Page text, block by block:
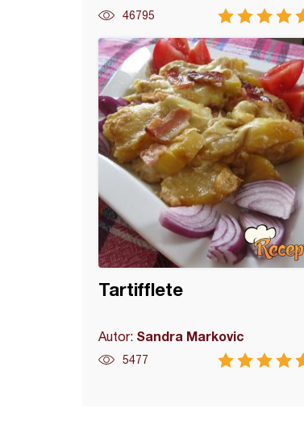
46795
Tartifflete
Autor: Sandra Markovic
5477